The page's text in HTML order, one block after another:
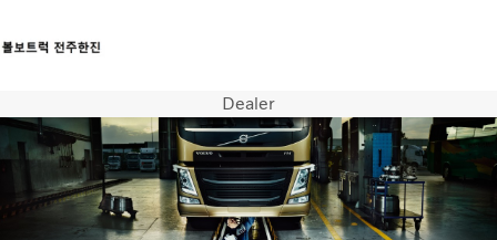
트럭
서비스
연락처
Dealer